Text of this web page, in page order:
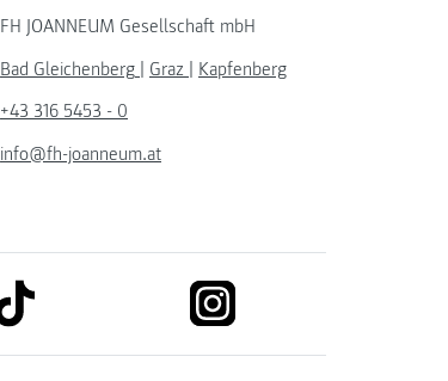
FH JOANNEUM Gesellschaft mbH
Bad Gleichenberg | Graz | Kapfenberg
+43 316 5453 - 0
info@fh-joanneum.at
link to tiktok